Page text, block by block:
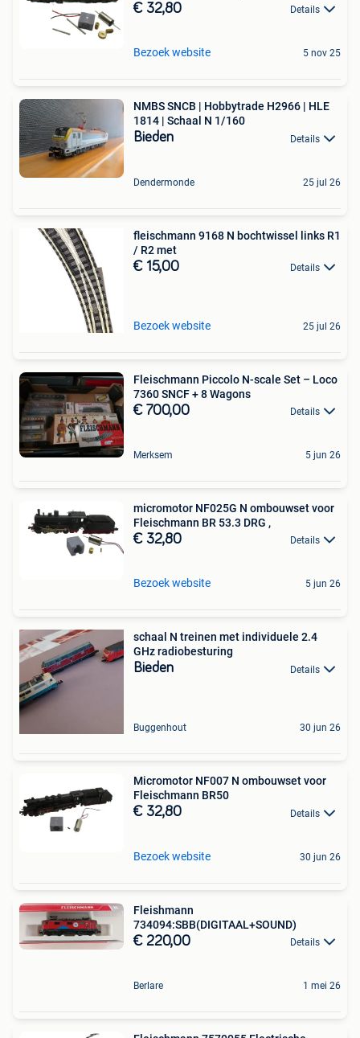
€ 32,80 Details
Bezoek website 5 nov 25
NMBS SNCB | Hobbytrade H2966 | HLE
1814 | Schaal N 1/160
Bieden Details
Dendermonde 25 jul 26
fleischmann 9168 N bochtwissel links R1
/ R2 met
€ 15,00 Details
Bezoek website 25 jul 26
Fleischmann Piccolo N-scale Set – Loco
7360 SNCF + 8 Wagons
€ 700,00 Details
Merksem 5 jun 26
micromotor NF025G N ombouwset voor
Fleischmann BR 53.3 DRG ,
€ 32,80 Details
Bezoek website 5 jun 26
schaal N treinen met individuele 2.4
GHz radiobesturing
Bieden Details
Buggenhout 30 jun 26
Micromotor NF007 N ombouwset voor
Fleischmann BR50
€ 32,80 Details
Bezoek website 30 jun 26
Fleishmann
734094:SBB(DIGITAAL+SOUND)
€ 220,00 Details
Berlare 1 mei 26